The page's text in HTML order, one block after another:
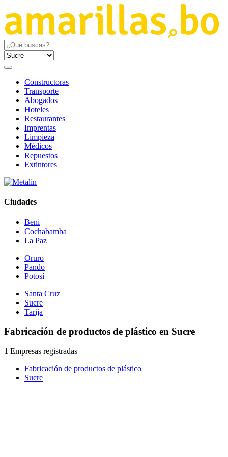
Constructoras
Transporte
Abogados
Hoteles
Restaurantes
Imprentas
Limpieza
Médicos
Repuestos
Extintores
Ciudades
Beni
Cochabamba
La Paz
Oruro
Pando
Potosí
Santa Cruz
Sucre
Tarija
Fabricación de productos de plástico en Sucre
1 Empresas registradas
Fabricación de productos de plástico
Sucre